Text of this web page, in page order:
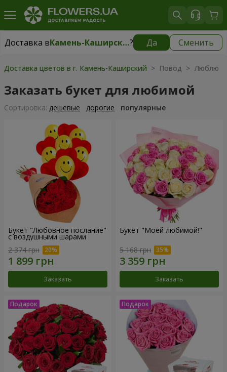
Доставка в Камень-Каширский? Да Сменить
Доставка вКамень-Каширский| 1842 грн
Доставка цветов в г. Камень-Каширский > Повод > Люблю
Заказать букет для любимой
Cортировка: дешевые дорогие популярные
Букет "Любовное послание"
с воздушными шарами
2 374 грн
Заказать
Букет "Моей любимой!"
5 168 грн
Заказать